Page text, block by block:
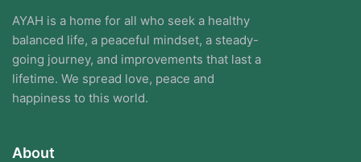
AYAH is a home for all who seek a healthy
balanced life, a peaceful mindset, a steady-
going journey, and improvements that last a
lifetime. We spread love, peace and
happiness to this world.
About